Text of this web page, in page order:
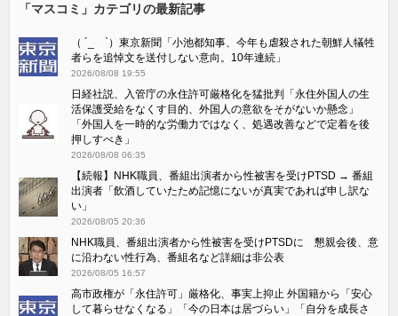
「マスコミ」カテゴリの最新記事
（ ´_ゝ`）東京新聞「小池都知事、今年も虐殺された朝鮮人犠牲
者らを追悼文を送付しない意向。10年連続」
2026/08/08 19:55
日経社説、入管庁の永住許可厳格化を猛批判「永住外国人の生
活保護受給をなくす目的、外国人の意欲をそがないか懸念」
「外国人を一時的な労働力ではなく、処遇改善などで定着を後
押しすべき」
2026/08/08 06:35
【続報】NHK職員、番組出演者から性被害を受けPTSD → 番組
出演者「飲酒していたため記憶にないが真実であれば申し訳な
い」
2026/08/05 20:36
NHK職員、番組出演者から性被害を受けPTSDに 懇親会後、意
に沿わない性行為、番組名など詳細は非公表
2026/08/05 16:57
高市政権が「永住許可」厳格化、事実上抑止 外国籍から「安心
して暮らせなくなる」「今の日本は居づらい」「自分を成長さ